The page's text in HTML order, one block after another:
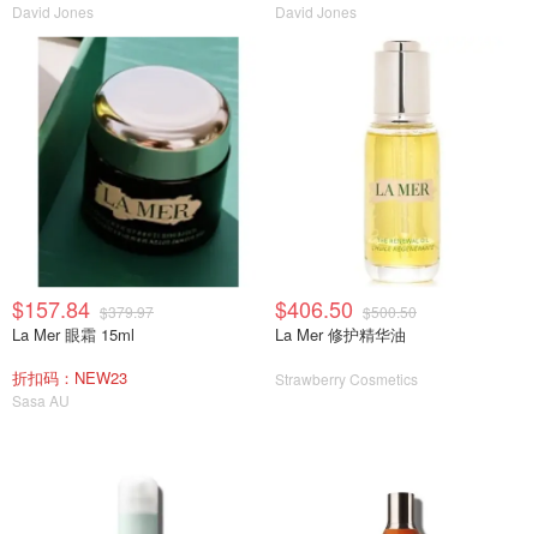
David Jones David Jones
$157.84 $379.97
La Mer 眼霜 15ml
折扣码：NEW23
Sasa AU
$406.50 $500.50
La Mer 修护精华油
Strawberry Cosmetics